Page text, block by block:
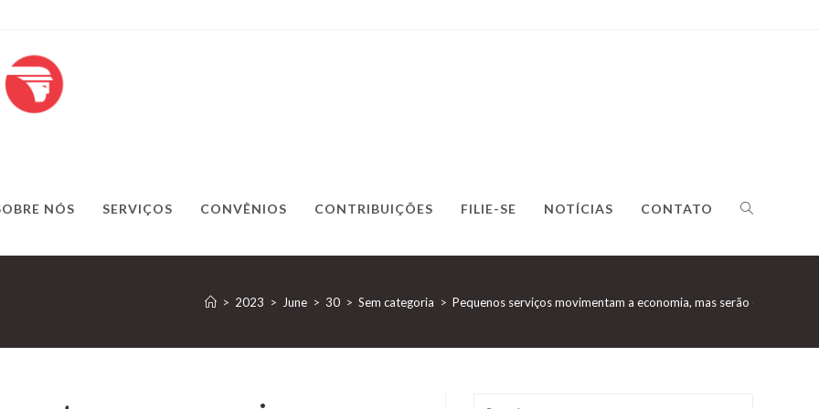
NÓS SERVIÇOS CONVÊNIOS CONTRIBUIÇÕES FILIE-SE NOTÍCIAS CONTATO
> 2023 > June > 30 > Sem categoria > Pequenos serviços movimentam a economia, mas serão os mais